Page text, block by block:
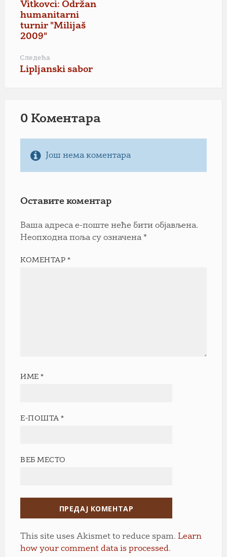
Vitkovci: Održan
humanitarni
turnir "Milijaš
2009"
Следећа
Lipljanski sabor
0 Коментарa
Још нема коментара
Оставите коментар
Ваша адреса е-поште неће бити објављена.
Неопходна поља су означена *
КОМЕНТАР*
ИМЕ*
Е-ПОШТА*
ВЕБ МЕСТО
This site uses Akismet to reduce spam. Learn
how your comment data is processed.